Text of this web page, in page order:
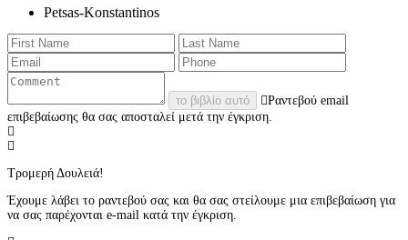
Petsas-Konstantinos
το βιβλίο αυτό
Ραντεβού email
επιβεβαίωσης θα σας αποσταλεί μετά την έγκριση.
Τρομερή Δουλειά!
Έχουμε λάβει το ραντεβού σας και θα σας στείλουμε μια επιβεβαίωση για
να σας παρέχονται e-mail κατά την έγκριση.